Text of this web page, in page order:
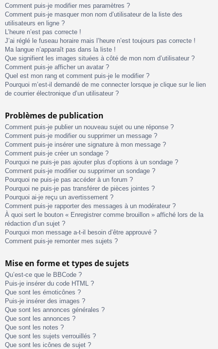
Comment puis-je modifier mes paramètres ?
Comment puis-je masquer mon nom d’utilisateur de la liste des
utilisateurs en ligne ?
L’heure n’est pas correcte !
J’ai réglé le fuseau horaire mais l’heure n’est toujours pas correcte !
Ma langue n’apparaît pas dans la liste !
Que signifient les images situées à côté de mon nom d’utilisateur ?
Comment puis-je afficher un avatar ?
Quel est mon rang et comment puis-je le modifier ?
Pourquoi m’est-il demandé de me connecter lorsque je clique sur le lien
de courrier électronique d’un utilisateur ?
Problèmes de publication
Comment puis-je publier un nouveau sujet ou une réponse ?
Comment puis-je modifier ou supprimer un message ?
Comment puis-je insérer une signature à mon message ?
Comment puis-je créer un sondage ?
Pourquoi ne puis-je pas ajouter plus d’options à un sondage ?
Comment puis-je modifier ou supprimer un sondage ?
Pourquoi ne puis-je pas accéder à un forum ?
Pourquoi ne puis-je pas transférer de pièces jointes ?
Pourquoi ai-je reçu un avertissement ?
Comment puis-je rapporter des messages à un modérateur ?
À quoi sert le bouton « Enregistrer comme brouillon » affiché lors de la
rédaction d’un sujet ?
Pourquoi mon message a-t-il besoin d’être approuvé ?
Comment puis-je remonter mes sujets ?
Mise en forme et types de sujets
Qu’est-ce que le BBCode ?
Puis-je insérer du code HTML ?
Que sont les émoticônes ?
Puis-je insérer des images ?
Que sont les annonces générales ?
Que sont les annonces ?
Que sont les notes ?
Que sont les sujets verrouillés ?
Que sont les icônes de sujet ?